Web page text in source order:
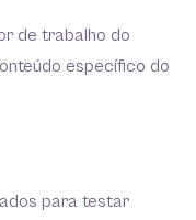
de trabalho do
específico do
para testar